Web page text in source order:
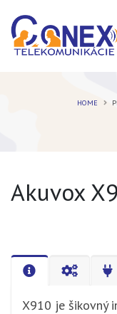
HOME
Akuvox
X910 je šikovný